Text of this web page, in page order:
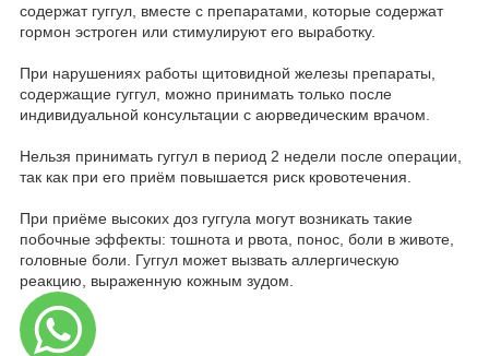
содержат гуггул, вместе с препаратами, которые содержат
гормон эстроген или стимулируют его выработку.
При нарушениях работы щитовидной железы препараты,
содержащие гуггул, можно принимать только после
индивидуальной консультации с аюрведическим врачом.
Нельзя принимать гуггул в период 2 недели после операции,
так как при его приём повышается риск кровотечения.
При приёме высоких доз гуггула могут возникать такие
побочные эффекты: тошнота и рвота, понос, боли в животе,
головные боли. Гуггул может вызвать аллергическую
реакцию, выраженную кожным зудом.